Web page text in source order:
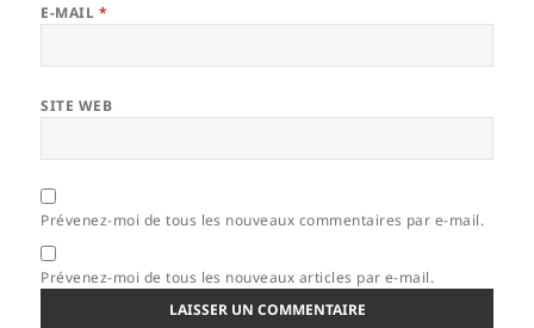
E-MAIL *
SITE WEB
Prévenez-moi de tous les nouveaux commentaires par e-mail.
Prévenez-moi de tous les nouveaux articles par e-mail.